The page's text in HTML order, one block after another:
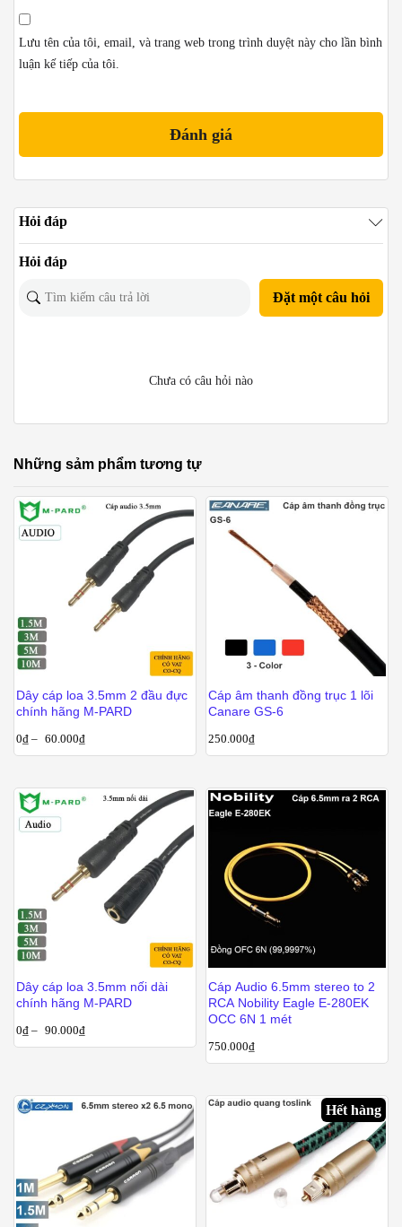
Lưu tên của tôi, email, và trang web trong trình duyệt này cho lần bình
luận kế tiếp của tôi.
Hỏi đáp
Hỏi đáp
Đặt một câu hỏi
Chưa có câu hỏi nào
Những sảm phẩm tương tự
Dây cáp loa 3.5mm 2 đầu đực
chính hãng M-PARD
0₫ – 60.000₫
Cáp âm thanh đồng trục 1 lõi
Canare GS-6
250.000₫
Dây cáp loa 3.5mm nối dài
chính hãng M-PARD
0₫ – 90.000₫
Cáp Audio 6.5mm stereo to 2
RCA Nobility Eagle E-280EK
OCC 6N 1 mét
750.000₫
Hết hàng